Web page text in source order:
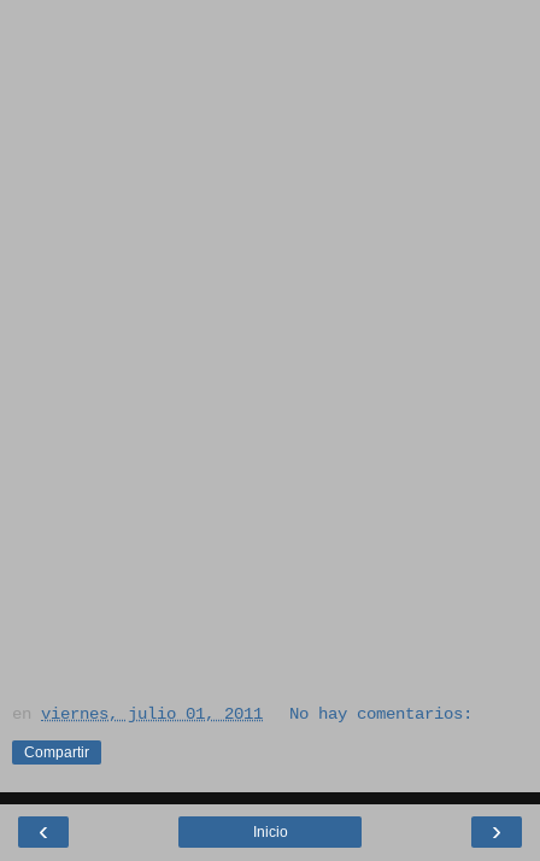
en viernes, julio 01, 2011 No hay comentarios:
Compartir
‹ ›
Inicio